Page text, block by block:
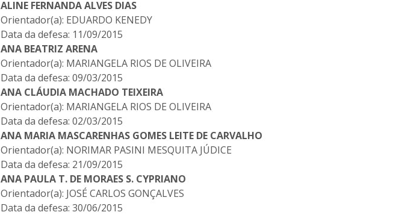
ALINE FERNANDA ALVES DIAS
Orientador(a): EDUARDO KENEDY
Data da defesa: 11/09/2015
ANA BEATRIZ ARENA
Orientador(a): MARIANGELA RIOS DE OLIVEIRA
Data da defesa: 09/03/2015
ANA CLÁUDIA MACHADO TEIXEIRA
Orientador(a): MARIANGELA RIOS DE OLIVEIRA
Data da defesa: 02/03/2015
ANA MARIA MASCARENHAS GOMES LEITE DE CARVALHO
Orientador(a): NORIMAR PASINI MESQUITA JÚDICE
Data da defesa: 21/09/2015
ANA PAULA T. DE MORAES S. CYPRIANO
Orientador(a): JOSÉ CARLOS GONÇALVES
Data da defesa: 30/06/2015